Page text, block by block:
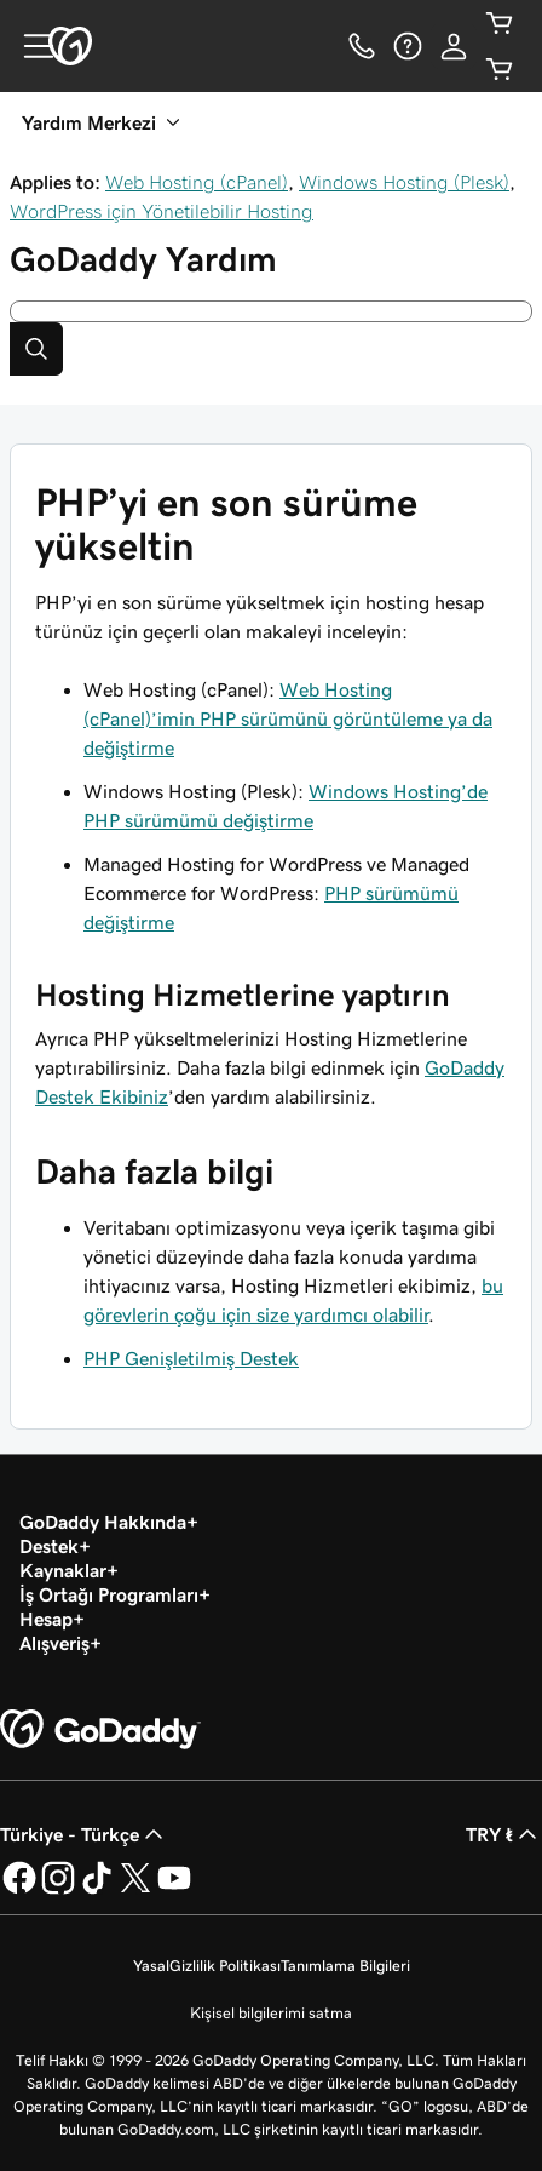
Yardım Merkezi
Applies to: Web Hosting (cPanel) Windows Hosting (Plesk)
WordPress için Yönetilebilir Hosting
GoDaddy Yardım
PHP’yi en son sürüme
yükseltin
PHP’yi en son sürüme yükseltmek için hosting hesap
türünüz için geçerli olan makaleyi inceleyin:
Web Hosting (cPanel): Web Hosting
(cPanel)’imin PHP sürümünü görüntüleme ya da
değiştirme
Windows Hosting (Plesk): Windows Hosting’de
PHP sürümümü değiştirme
Managed Hosting for WordPress ve Managed
Ecommerce for WordPress: PHP sürümümü
değiştirme
Hosting Hizmetlerine yaptırın
Ayrıca PHP yükseltmelerinizi Hosting Hizmetlerine
yaptırabilirsiniz. Daha fazla bilgi edinmek için GoDaddy
Destek Ekibiniz’den yardım alabilirsiniz.
Daha fazla bilgi
Veritabanı optimizasyonu veya içerik taşıma gibi
yönetici düzeyinde daha fazla konuda yardıma
ihtiyacınız varsa, Hosting Hizmetleri ekibimiz, bu
görevlerin çoğu için size yardımcı olabilir.
PHP Genişletilmiş Destek
GoDaddy Hakkında
Destek
Kaynaklar
İş Ortağı Programları
Hesap
Alışveriş
Türkiye - Türkçe TRY ₺
YasalGizlilik PolitikasıTanımlama Bilgileri
Kişisel bilgilerimi satma
Telif Hakkı © 1999 - 2026 GoDaddy Operating Company, LLC. Tüm Hakları
Saklıdır. GoDaddy kelimesi ABD'de ve diğer ülkelerde bulunan GoDaddy
Operating Company, LLC’nin kayıtlı ticari markasıdır. “GO” logosu, ABD’de
bulunan GoDaddy.com, LLC şirketinin kayıtlı ticari markasıdır.